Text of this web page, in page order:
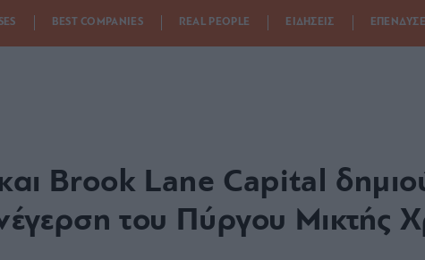
BEST COMPANIES REAL PEOPLE ΕΙΔΗΣΕΙΣ
Brook Lane Capital
του Πύργου Μικτής